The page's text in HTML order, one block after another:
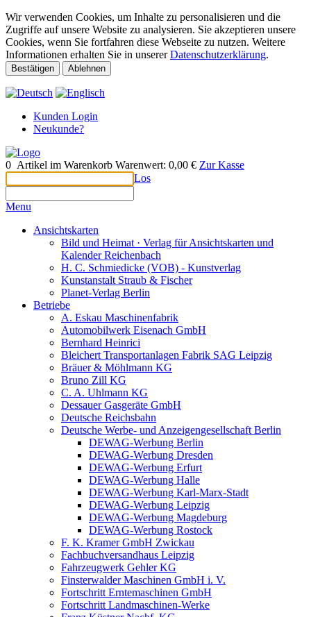
Wir verwenden Cookies, um Inhalte zu personalisieren und die
Zugriffe auf unsere Website zu analysieren. Sie akzeptieren unsere
Cookies, wenn Sie fortfahren diese Webseite zu nutzen. Weitere
Informationen erhalten Sie in unsererDatenschutzerklärung.
Bestätigen Ablehnen
Kunden Login
Neukunde?
0 Artikel im Warenkorb Warenwert: 0,00 € Zur Kasse
Los
Menu
Ansichtskarten
Bild und Heimat · Verlag für Ansichtskarten und
Kalender Reichenbach
H. C. Schmiedicke (VOB) - Kunstverlag
Kunstanstalt Straub & Fischer
Planet-Verlag Berlin
Betriebe
A. Eskau Maschinenfabrik
Automobilwerk Eisenach GmbH
Bernhard Heinrici
Bleichert Transportanlagen Fabrik SAG Leipzig
Bräuer & Möhlmann KG
Bruno Zill KG
C. A. Uhlmann KG
Dessauer Gasgeräte GmbH
Deutsche Reichsbahn
Deutsche Werbe- und Anzeigengesellschaft Berlin
DEWAG-Werbung Berlin
DEWAG-Werbung Dresden
DEWAG-Werbung Erfurt
DEWAG-Werbung Halle
DEWAG-Werbung Karl-Marx-Stadt
DEWAG-Werbung Leipzig
DEWAG-Werbung Magdeburg
DEWAG-Werbung Rostock
F. K. Kramer GmbH Zwickau
Fachbuchversandhaus Leipzig
Fahrzeugwerk Gehler KG
Finsterwalder Maschinen GmbH i. V.
Fortschritt Erntemaschinen GmbH
Fortschritt Landmaschinen-Werke